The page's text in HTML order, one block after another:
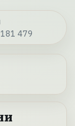
181 479